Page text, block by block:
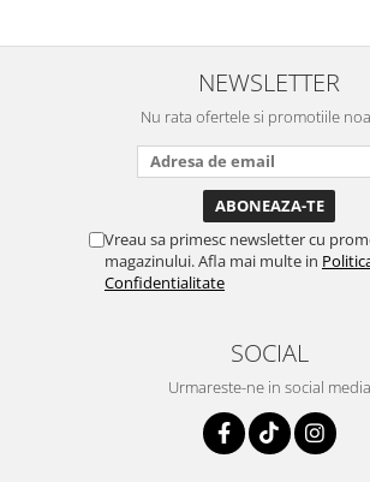
NEWSLETTER
Nu rata ofertele si promotiile
Vreau sa primesc newsletter cu
magazinului. Afla mai multe in
Confidentialitate
SOCIAL
Urmareste-ne in social media